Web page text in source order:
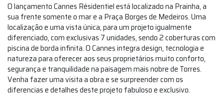
O lançamento Cannes Résidentiel está localizado na Prainha, a
sua frente somente o mar e a Praça Borges de Medeiros. Uma
localização e uma vista única, para um projeto igualmente
diferenciado, com exclusivas 7 unidades, sendo 2 coberturas com
piscina de borda infinita. O Cannes integra design, tecnologia e
natureza para oferecer aos seus proprietários muito conforto,
segurança e tranquilidade na paisagem mais nobre de Torres.
Venha fazer uma visita a obra e se surpreender com os
diferencias e detalhes deste projeto fabuloso e exclusivo.